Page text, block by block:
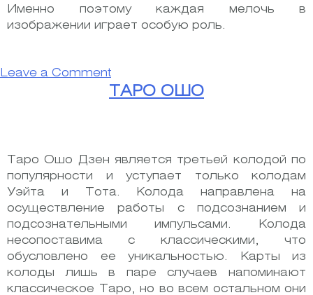
Именно поэтому каждая мелочь в
изображении играет особую роль.
Leave a Commenton
Таро
ТАРО ОШО
Таро Ошо Дзен является третьей колодой по
популярности и уступает только колодам
Уэйта и Тота. Колода направлена на
осуществление работы с подсознанием и
подсознательными импульсами. Колода
несопоставима с классическими, что
обусловлено ее уникальностью. Карты из
колоды лишь в паре случаев напоминают
классическое Таро, но во всем остальном они